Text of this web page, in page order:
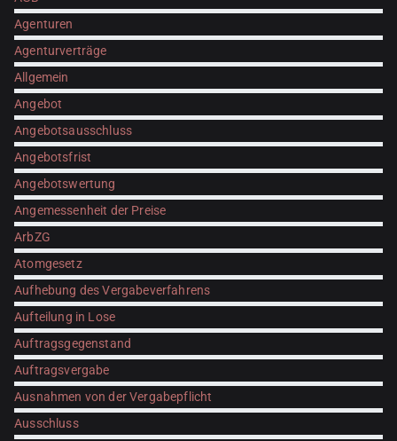
Agenturen
Agenturverträge
Allgemein
Angebot
Angebotsausschluss
Angebotsfrist
Angebotswertung
Angemessenheit der Preise
ArbZG
Atomgesetz
Aufhebung des Vergabeverfahrens
Aufteilung in Lose
Auftragsgegenstand
Auftragsvergabe
Ausnahmen von der Vergabepflicht
Ausschluss